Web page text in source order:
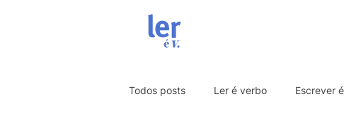
Todos posts Ler é verbo Escrever